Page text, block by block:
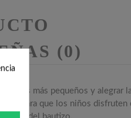
(0)
a los más pequeños y alegrar
para que los niños disfruten